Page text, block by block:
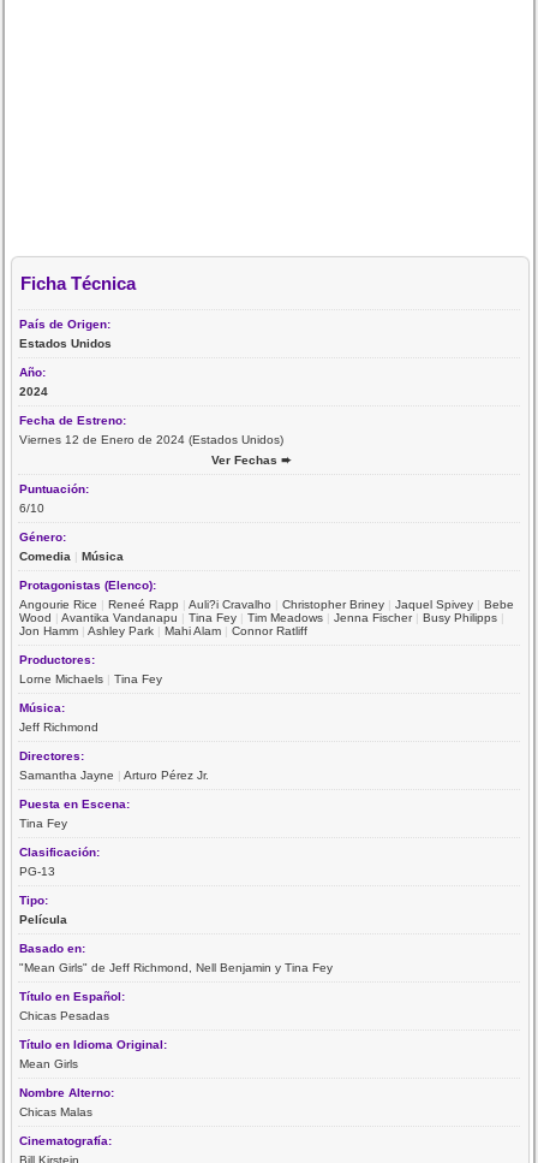
Ficha Técnica
País de Origen:
Estados Unidos
Año:
2024
Fecha de Estreno:
Viernes 12 de Enero de 2024 (Estados Unidos)
Ver Fechas ➨
Puntuación:
6/10
Género:
Comedia |Música
Protagonistas (Elenco):
Angourie Rice |Reneé Rapp |Auli?i Cravalho |Christopher Briney |Jaquel Spivey |Bebe
Wood |Avantika Vandanapu |Tina Fey |Tim Meadows |Jenna Fischer|Busy Philipps |
Jon Hamm |Ashley Park |Mahi Alam |Connor Ratliff
Productores:
Lorne Michaels |Tina Fey
Música:
Jeff Richmond
Directores:
Samantha Jayne |Arturo Pérez Jr.
Puesta en Escena:
Tina Fey
Clasificación:
PG-13
Tipo:
Película
Basado en:
"Mean Girls" de Jeff Richmond, Nell Benjamin y Tina Fey
Título en Español:
Chicas Pesadas
Título en Idioma Original:
Mean Girls
Nombre Alterno:
Chicas Malas
Cinematografía:
Bill Kirstein